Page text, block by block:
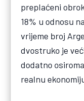
preplaćeni
18% u odnosu
vrijeme broj
dvostruko je
dodatno
realnu